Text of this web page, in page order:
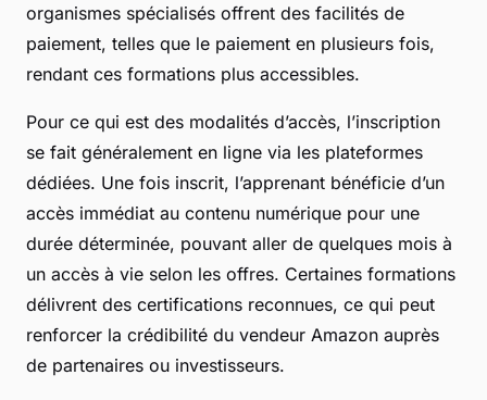
organismes spécialisés offrent des facilités de
paiement, telles que le paiement en plusieurs fois,
rendant ces formations plus accessibles.
Pour ce qui est des modalités d’accès, l’inscription
se fait généralement en ligne via les plateformes
dédiées. Une fois inscrit, l’apprenant bénéficie d’un
accès immédiat au contenu numérique pour une
durée déterminée, pouvant aller de quelques mois à
un accès à vie selon les offres. Certaines formations
délivrent des certifications reconnues, ce qui peut
renforcer la crédibilité du vendeur Amazon auprès
de partenaires ou investisseurs.